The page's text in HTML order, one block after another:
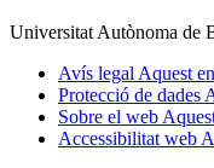
Universitat Autònoma de
Avís legal Aquest
Protecció de dades
Sobre el web
Accessibilitat web